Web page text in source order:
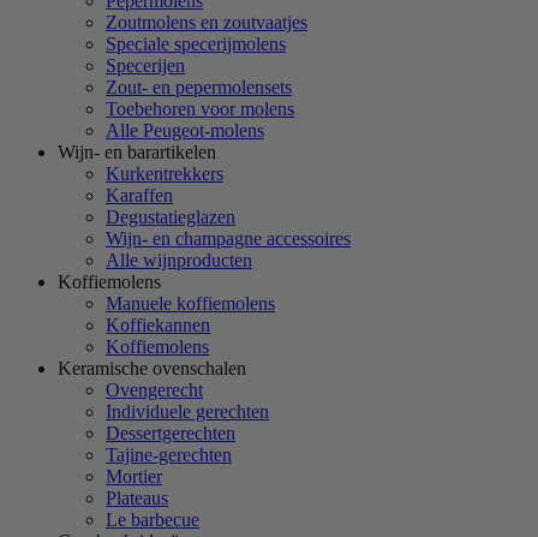
Zoutmolens en zoutvaatjes
Speciale specerijmolens
Specerijen
Zout- en pepermolensets
Toebehoren voor molens
Alle Peugeot-molens
Wijn- en barartikelen
Kurkentrekkers
Karaffen
Degustatieglazen
Wijn- en champagne accessoires
Alle wijnproducten
Koffiemolens
Manuele koffiemolens
Koffiekannen
Koffiemolens
Keramische ovenschalen
Ovengerecht
Individuele gerechten
Dessertgerechten
Tajine-gerechten
Mortier
Plateaus
Le barbecue